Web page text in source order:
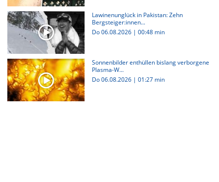
Lawinenunglück in Pakistan: Zehn
Bergsteiger:innen...
Do 06.08.2026 | 00:48 min
Sonnenbilder enthüllen bislang verborgene
Plasma-W...
Do 06.08.2026 | 01:27 min